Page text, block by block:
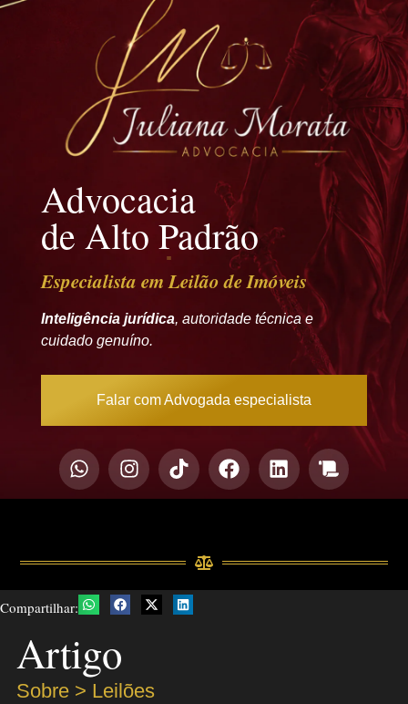
Advocacia
de Alto Padrão
Especialista em Leilão de Imóveis
Inteligência jurídica, autoridade técnica e
cuidado genuíno.
Falar com Advogada especialista
Compartilhar:
Artigo
Sobre > Leilões